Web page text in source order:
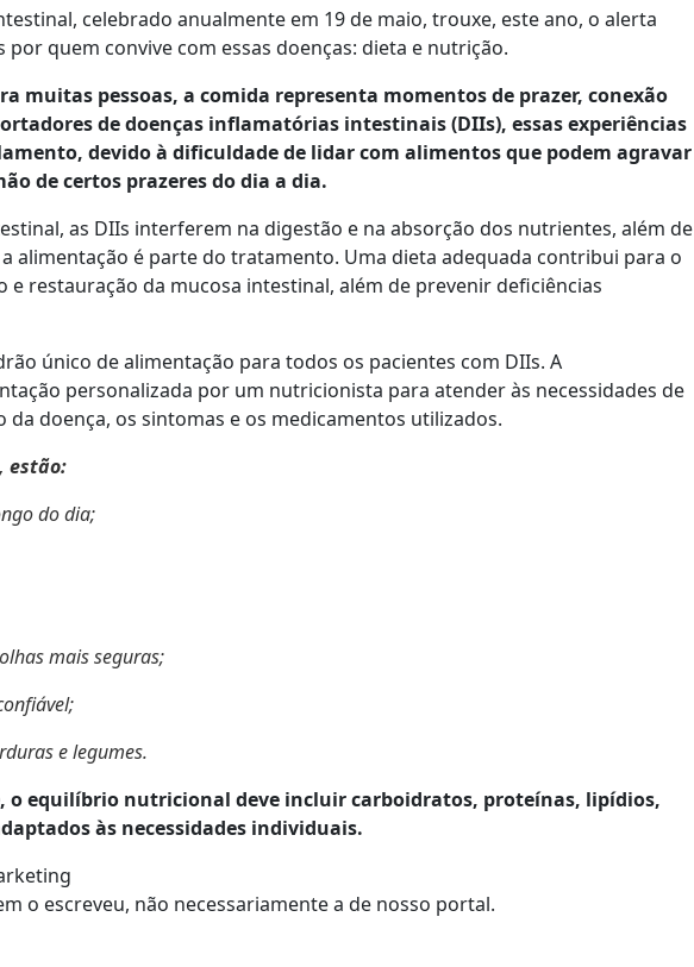
celebrado anualmente em 19 de maio, trouxe, este ano, o alerta
quem convive com essas doenças: dieta e nutrição.
muitas pessoas, a comida representa momentos de prazer, conexão
de doenças inflamatórias intestinais (DIIs), essas experiências
devido à dificuldade de lidar com alimentos que podem agravar
de certos prazeres do dia a dia.
as DIIs interferem na digestão e na absorção dos nutrientes, além de
alimentação é parte do tratamento. Uma dieta adequada contribui para o
e restauração da mucosa intestinal, além de prevenir deficiências
único de alimentação para todos os pacientes com DIIs. A
personalizada por um nutricionista para atender às necessidades de
da doença, os sintomas e os medicamentos utilizados.
estão:
do dia;
mais seguras;
e legumes.
o equilíbrio nutricional deve incluir carboidratos, proteínas, lipídios,
às necessidades individuais.
o escreveu, não necessariamente a de nosso portal.